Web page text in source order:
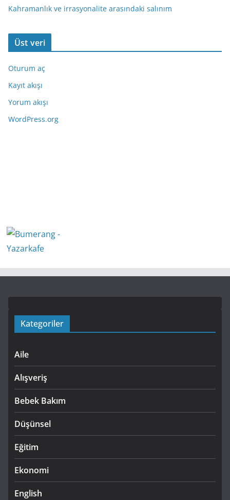
Kahramanlık ve irrasyonalite arasındaki salınım
Üst veri
Oturum aç
Kayıt akışı
Yorum akışı
WordPress.org
Kategoriler
Aile
Alışveriş
Bebek Bakım
Düşünsel
Eğitim
Ekonomi
English